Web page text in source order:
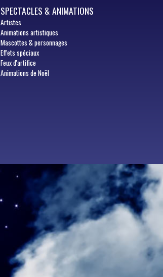
SPECTACLES & ANIMATIONS
Artistes
Animations artistiques
Mascottes & personnages
Effets spéciaux
Feux d'artifice
Animations de Noël